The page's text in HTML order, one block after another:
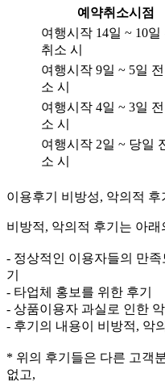
예약취소시점
여행시작 14일 ~ 10일
취소 시
여행시작 9일 ~ 5일 전
소 시
여행시작 4일 ~ 3일 전
소 시
여행시작 2일 ~ 당일
소 시
이용후기 비방성, 악의적 후
비방적, 악의적 후기는 아
- 정상적인 이용자들의 만
기
- 타업체 홍보를 위한 후기
- 상품이용자 과실로 인한 악
- 후기의 내용이 비방적, 악
* 위의 후기들은 다른 고객
없고,